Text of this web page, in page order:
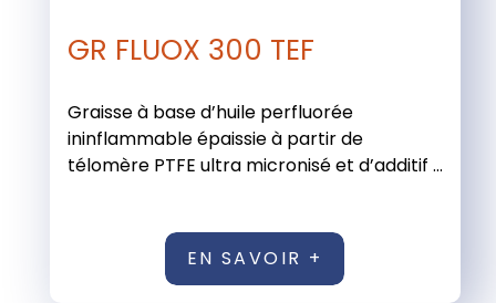
GR FLUOX 300 TEF
Graisse à base d’huile perfluorée
ininflammable épaissie à partir de
télomère PTFE ultra micronisé et d’additif ...
EN SAVOIR +